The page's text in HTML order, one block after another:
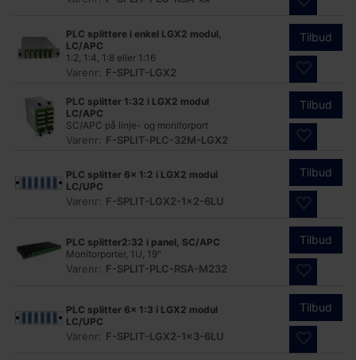
PLC splittere i enkel LGX2 modul,
LC/APC
1:2, 1:4, 1:8 eller 1:16
Varenr: F-SPLIT-LGX2
Tilbud
PLC splitter 1:32 i LGX2 modul
LC/APC
SC/APC på linje- og monitorport
Varenr: F-SPLIT-PLC-32M-LGX2
Tilbud
PLC splitter 6x 1:2 i LGX2 modul
LC/UPC
Varenr: F-SPLIT-LGX2-1x2-6LU
Tilbud
PLC splitter2:32 i panel, SC/APC
Monitorporter, 1U, 19"
Varenr: F-SPLIT-PLC-RSA-M232
Tilbud
PLC splitter 6x 1:3 i LGX2 modul
LC/UPC
Varenr: F-SPLIT-LGX2-1x3-6LU
Tilbud